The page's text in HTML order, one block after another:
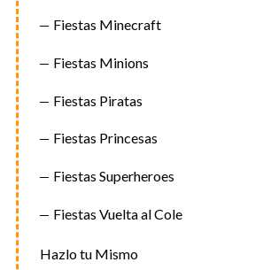
Fiestas Minecraft
Fiestas Minions
Fiestas Piratas
Fiestas Princesas
Fiestas Superheroes
Fiestas Vuelta al Cole
Hazlo tu Mismo